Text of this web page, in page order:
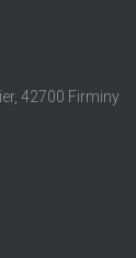
42700 Firminy